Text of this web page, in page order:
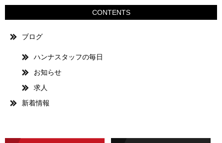
CONTENTS
ブログ
ハンナスタッフの毎日
お知らせ
求人
新着情報